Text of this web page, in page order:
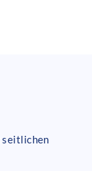
seitlichen